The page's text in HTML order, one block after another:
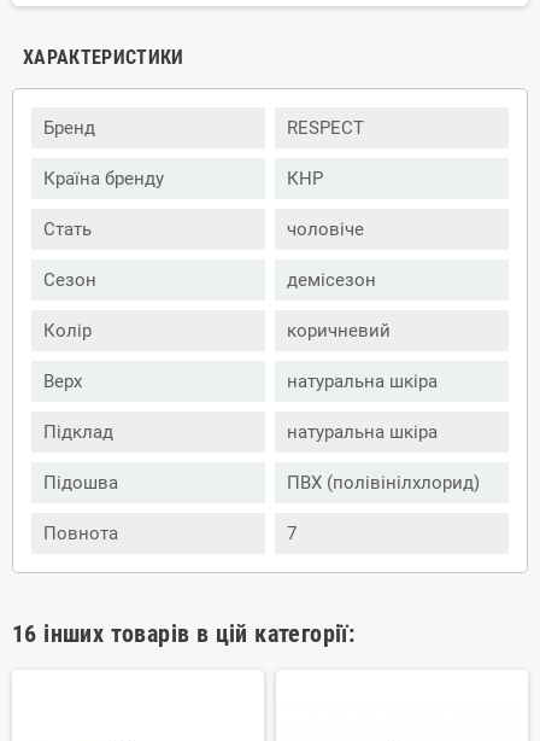
ХАРАКТЕРИСТИКИ
Бренд RESPECT
Країна бренду КНР
Стать чоловіче
Сезон демісезон
Колір коричневий
Верх натуральна шкіра
Підклад натуральна шкіра
Підошва ПВХ (полівінілхлорид)
Повнота 7
16 інших товарів в цій категорії: